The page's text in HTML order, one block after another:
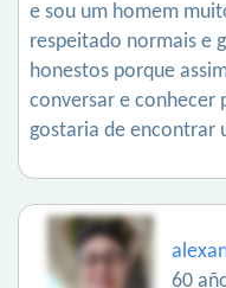
e sou um homem
respeitado normais e
honestos porque
conversar e conhecer
gostaria de encontrar
60